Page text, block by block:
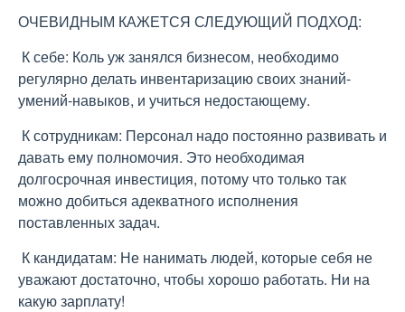
ОЧЕВИДНЫМ КАЖЕТСЯ СЛЕДУЮЩИЙ ПОДХОД:
К себе: Коль уж занялся бизнесом, необходимо
регулярно делать инвентаризацию своих знаний-
умений-навыков, и учиться недостающему.
К сотрудникам: Персонал надо постоянно развивать и
давать ему полномочия. Это необходимая
долгосрочная инвестиция, потому что только так
можно добиться адекватного исполнения
поставленных задач.
К кандидатам: Не нанимать людей, которые себя не
уважают достаточно, чтобы хорошо работать. Ни на
какую зарплату!